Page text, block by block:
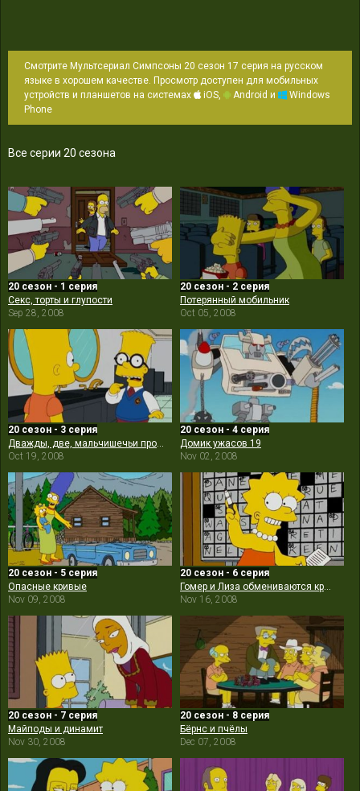
Смотрите Мультсериал Симпсоны 20 сезон 17 серия на русском
языке в хорошем качестве. Просмотр доступен для мобильных
устройств и планшетов на системах
iOS, Android и
Windows
Phone
Все серии 20 сезона
20 сезон - 1 серия
Секс, торты и глупости
Sep 28, 2008
20 сезон - 2 серия
Потерянный мобильник
Oct 05, 2008
20 сезон - 3 серия
Дважды, две, мальчишечьи проблемы
Oct 19, 2008
20 сезон - 4 серия
Домик ужасов 19
Nov 02, 2008
20 сезон - 5 серия
Опасные кривые
Nov 09, 2008
20 сезон - 6 серия
Nov 16, 2008
20 сезон - 7 серия
Майподы и динамит
Nov 30, 2008
20 сезон - 8 серия
Бёрнс и пчёлы
Dec 07, 2008